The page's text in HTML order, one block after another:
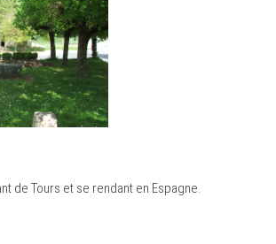
de Tours et se rendant en Espagne.